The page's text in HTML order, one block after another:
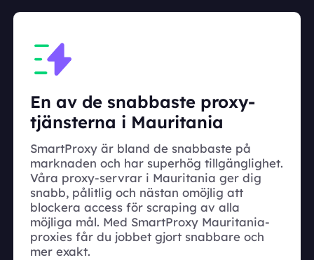
En av de snabbaste proxy-
tjänsterna i Mauritania
SmartProxy är bland de snabbaste på
marknaden och har superhög tillgänglighet.
Våra proxy-servrar i Mauritania ger dig
snabb, pålitlig och nästan omöjlig att
blockera access för scraping av alla
möjliga mål. Med SmartProxy Mauritania-
proxies får du jobbet gjort snabbare och
mer exakt.